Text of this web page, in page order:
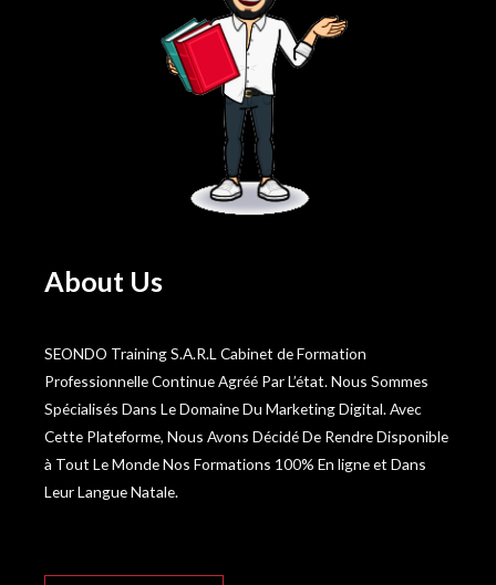
About Us
SEONDO Training S.A.R.L Cabinet de Formation
Professionnelle Continue Agréé Par L’état. Nous Sommes
Spécialisés Dans Le Domaine Du Marketing Digital. Avec
Cette Plateforme, Nous Avons Décidé De Rendre Disponible
à Tout Le Monde Nos Formations 100% En ligne et Dans
Leur Langue Natale.